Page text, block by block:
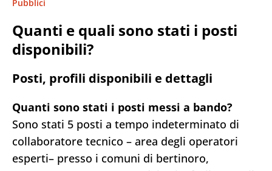
Pubblici
Quanti e quali sono stati i posti
disponibili?
Posti, profili disponibili e dettagli
Quanti sono stati i posti messi a bando?
Sono stati 5 posti a tempo indeterminato di
collaboratore tecnico – area degli operatori
esperti– presso i comuni di bertinoro,